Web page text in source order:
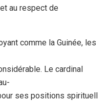
au respect de
comme la Guinée, les
Le cardinal
ses positions spirituell